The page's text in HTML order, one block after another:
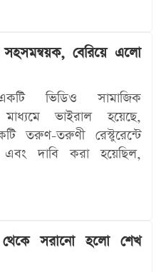
বেরিয়ে এলো
ভিডিও সামাজিক
ভাইরাল হয়েছে,
তরুণ-তরুণী রেস্টুরেন্টে
এবং দাবি করা হয়েছিল,
থেকে সরানো হলো শেখ